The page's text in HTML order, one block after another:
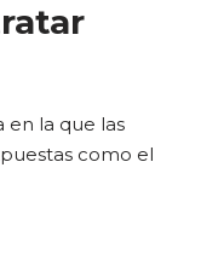
en la que las
como el